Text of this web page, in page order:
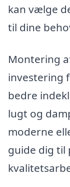
kan vælge
til dine
Montering
investering
bedre
lugt og
moderne
guide dig til